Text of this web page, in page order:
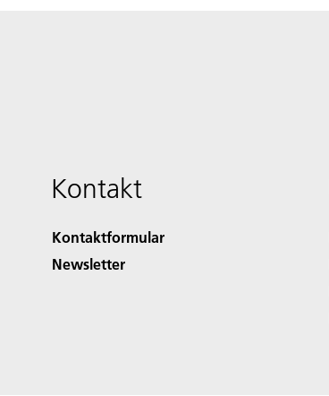
Kontakt
Kontaktformular
Newsletter